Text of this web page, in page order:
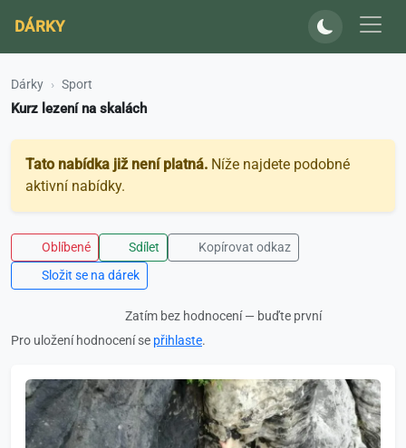
DÁRKY
Dárky Sport
Kurz lezení na skalách
Tato nabídka již není platná. Níže najdete podobné
aktivní nabídky.
Oblíbené Sdílet
Kopírovat odkaz
Složit se na dárek
Zatím bez hodnocení — buďte první
Pro uložení hodnocení se přihlaste.